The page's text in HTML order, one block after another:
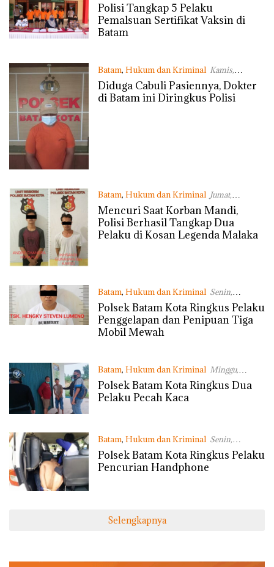
15/07/2021 - 21:08 WIB
Polisi Tangkap 5 Pelaku
Pemalsuan Sertifikat Vaksin di
Batam
Batam, Hukum dan Kriminal Kamis,
15/04/2021 - 18:36 WIB
Diduga Cabuli Pasiennya, Dokter
di Batam ini Diringkus Polisi
Batam, Hukum dan Kriminal Jumat,
19/03/2021 - 13:49 WIB
Mencuri Saat Korban Mandi,
Polisi Berhasil Tangkap Dua
Pelaku di Kosan Legenda Malaka
Batam, Hukum dan Kriminal Senin,
01/03/2021 - 15:48 WIB
Polsek Batam Kota Ringkus Pelaku
Penggelapan dan Penipuan Tiga
Mobil Mewah
Batam, Hukum dan Kriminal Minggu,
17/01/2021 - 10:26 WIB
Polsek Batam Kota Ringkus Dua
Pelaku Pecah Kaca
Batam, Hukum dan Kriminal Senin,
07/12/2020 - 13:35 WIB
Polsek Batam Kota Ringkus Pelaku
Pencurian Handphone
Selengkapnya